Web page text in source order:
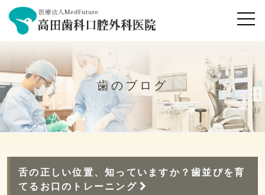
歯のブログ
舌の正しい位置、知っていますか？歯並びを育
てるお口のトレーニング